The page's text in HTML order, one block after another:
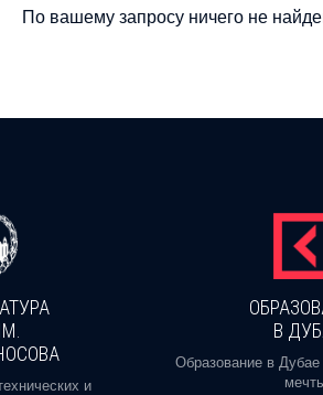
По вашему запросу ничего не
и
В
Образование в